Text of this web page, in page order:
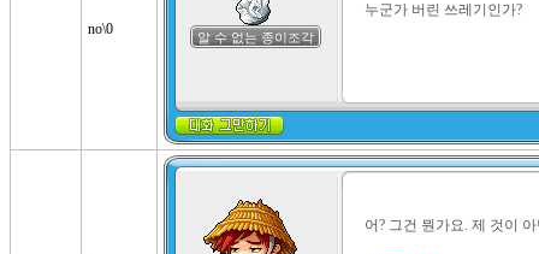
no\0 알 수 없는 종이조각
누군가 버린 쓰레기인가?
어? 그건 뭔가요. 제 것이